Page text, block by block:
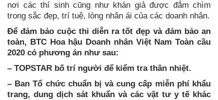
nơi các thí sinh cũng như khán giả được đắm chìm
trong sắc đẹp, trí tuệ, lòng nhân ái của các doanh nhân.
Để đảm bảo cuộc thi diễn ra tốt đẹp và đảm bảo an
toàn, BTC Hoa hậu Doanh nhân Việt Nam Toàn cầu
2020 có phương án như sau:
– TOPSTAR bố trí người để kiểm tra thân nhiệt.
– Ban Tổ chức chuẩn bị và cung cấp miễn phí khẩu
trang, dung dịch sát khuẩn và các vật tư y tế khác